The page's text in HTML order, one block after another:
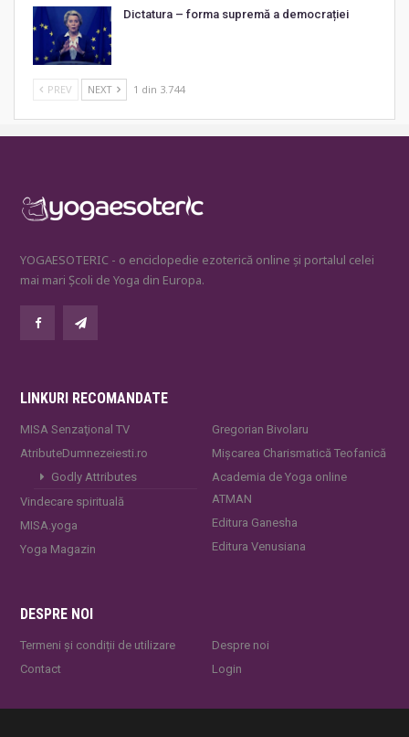
Dictatura – forma supremă a democrației
PREV NEXT 1 din 3.744
YOGAESOTERIC - o enciclopedie ezoterică online și portalul celei
mai mari Școli de Yoga din Europa.
LINKURI RECOMANDATE
MISA Senzaţional TV
AtributeDumnezeiesti.ro
Godly Attributes
Vindecare spirituală
MISA.yoga
Yoga Magazin
Gregorian Bivolaru
Mișcarea Charismatică Teofanică
Academia de Yoga online
ATMAN
Editura Ganesha
Editura Venusiana
DESPRE NOI
Termeni și condiții de utilizare
Contact
Despre noi
Login